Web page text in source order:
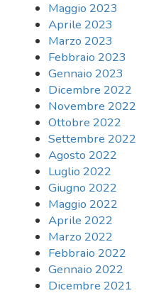
Maggio 2023
Aprile 2023
Marzo 2023
Febbraio 2023
Gennaio 2023
Dicembre 2022
Novembre 2022
Ottobre 2022
Settembre 2022
Agosto 2022
Luglio 2022
Giugno 2022
Maggio 2022
Aprile 2022
Marzo 2022
Febbraio 2022
Gennaio 2022
Dicembre 2021